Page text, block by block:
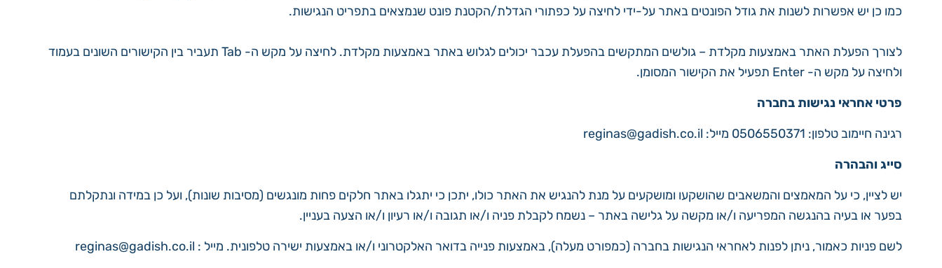
כמו כן יש אפשרות לשנות את גודל הפונטים באתר על-ידי לחיצה על כפתורי הגדלת/הקטנת פונט שנמצאים בתפריט הנגישות.
לצורך הפעלת האתר באמצעות מקלדת – גולשים המתקשים בהפעלת עכבר יכולים לגלוש באתר באמצעות מקלדת. לחיצה על מקש ה- Tab תעביר בין הקישורים השונים בעמוד
ולחיצה על מקש ה- Enter תפעיל את הקישור המסומן.
פרטי אחראי נגישות בחברה
רגינה חיימוב טלפון: 0506550371 מייל: reginas@gadish.co.il
סייג והבהרה
יש לציין, כי על המאמצים והמשאבים שהושקעו ומושקעים על מנת להנגיש את האתר כולו, יתכן כי יתגלו באתר חלקים פחות מונגשים (מסיבות שונות), ועל כן במידה ונתקלתם
בפער או בעיה בהנגשה המפריעה ו/או מקשה על גלישה באתר – נשמח לקבלת פניה ו/או תגובה ו/או רעיון ו/או הצעה בעניין.
לשם פניות כאמור, ניתן לפנות לאחראי הנגישות בחברה (כמפורט מעלה), באמצעות פנייה בדואר האלקטרוני ו/או באמצעות ישירה טלפונית. מייל : reginas@gadish.co.il